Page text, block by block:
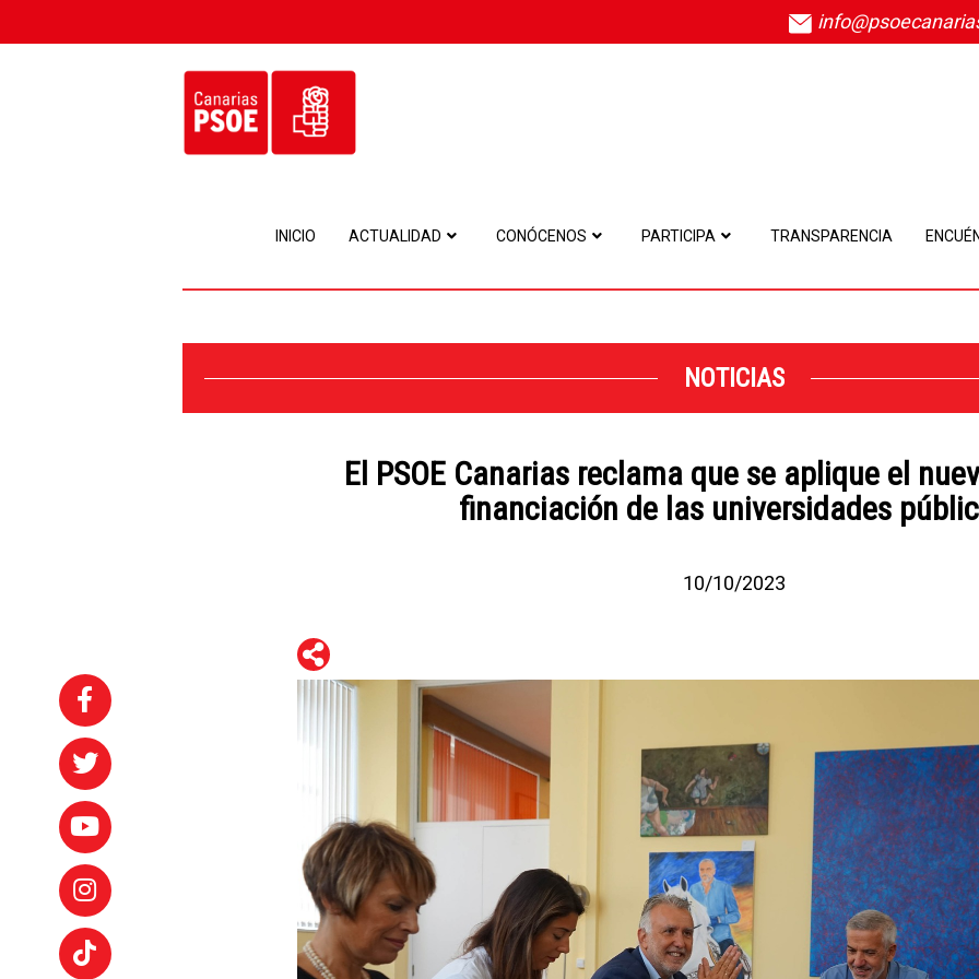
INICIO ACTUALIDAD CONÓCENOS PARTICIPA TRANSPARENCIA
NOTICIAS
El PSOE Canarias reclama que se aplique el
financiación de las universidades
10/10/2023
Telegram
Facebook